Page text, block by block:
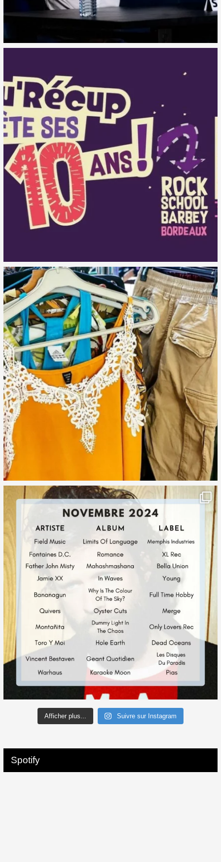
Afficher plus... Suivre sur Instagram
Spotify